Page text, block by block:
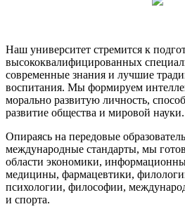
Наш университет стремится к
высококвалифицированных
современные знания и лучшие
воспитания. Мы формируем
морально развитую личность,
развитие общества и мировой науки.
Опираясь на передовые
международные стандарты, мы
области экономики,
медицины, фармацевтики,
психологии, философии,
и спорта.